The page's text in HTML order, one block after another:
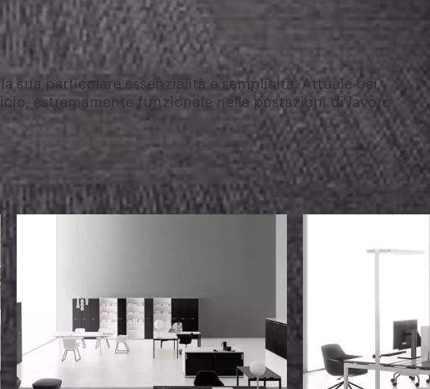
sua particolare essenzialità e semplicità. Attuale nei
estremamente funzionale nelle postazioni di lavoro